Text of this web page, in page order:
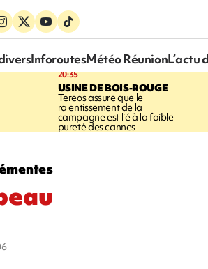
InforoutesMétéo RéunionL’actu
20:35
USINE DE BOIS-ROUGE
Tereos assure que le
ralentissement de la
campagne est lié à la faible
pureté des cannes